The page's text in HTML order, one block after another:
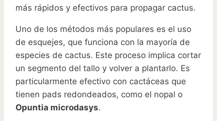
más rápidos y efectivos para propagar cactus.
Uno de los métodos más populares es el uso
de esquejes, que funciona con la mayoría de
especies de cactus. Este proceso implica cortar
un segmento del tallo y volver a plantarlo. Es
particularmente efectivo con cactáceas que
tienen pads redondeados, como el nopal o
Opuntia microdasys.